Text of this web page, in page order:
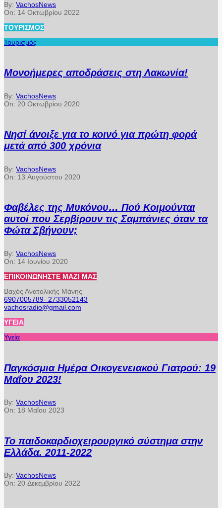
By: VachosNews
On: 14 Οκτωβρίου 2022
ΤΟΥΡΙΣΜΌΣ
Τουρισμός
Μονοήμερες αποδράσεις στη Λακωνία!
By: VachosNews
On: 20 Οκτωβρίου 2020
Νησί άνοιξε για το κοινό για πρώτη φορά
μετά από 300 χρόνια
By: VachosNews
On: 13 Αυγούστου 2020
Φαβέλες της Μυκόνου… Πού Κοιμούνται
αυτοί που Σερβίρουν τις Σαμπάνιες όταν τα
Φώτα Σβήνουν;
By: VachosNews
On: 14 Ιουνίου 2020
ΕΠΙΚΟΙΝΩΝΉΣΤΕ ΜΑΖΊ ΜΑΣ
Βαχός Ανατολικής Μάνης
6907005789- 2733052143
vachosradio@gmail.com
ΥΓΕΊΑ
Υγεία
Παγκόσμια Ημέρα Οικογενειακού Γιατρού: 19
Μαΐου 2023!
By: VachosNews
On: 18 Μαΐου 2023
Το παιδοκαρδιοχειρουργικό σύστημα στην
Ελλάδα. 2011-2022
By: VachosNews
On: 20 Δεκεμβρίου 2022